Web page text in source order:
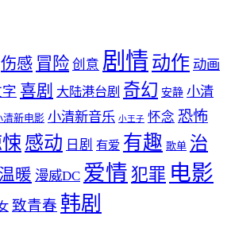
伤感 冒险 创意 剧情 动作 动画
喜剧 大陆港台剧 奇幻 安静 小清
清新电影 小清新音乐 小王子 怀念 恐怖
感动 日剧 有爱 有趣 歌单 治
温暖 漫威DC 爱情 犯罪 电影
致青春 韩剧